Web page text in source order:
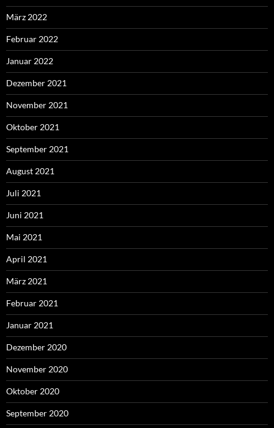
März 2022
Februar 2022
Januar 2022
Dezember 2021
November 2021
Oktober 2021
September 2021
August 2021
Juli 2021
Juni 2021
Mai 2021
April 2021
März 2021
Februar 2021
Januar 2021
Dezember 2020
November 2020
Oktober 2020
September 2020